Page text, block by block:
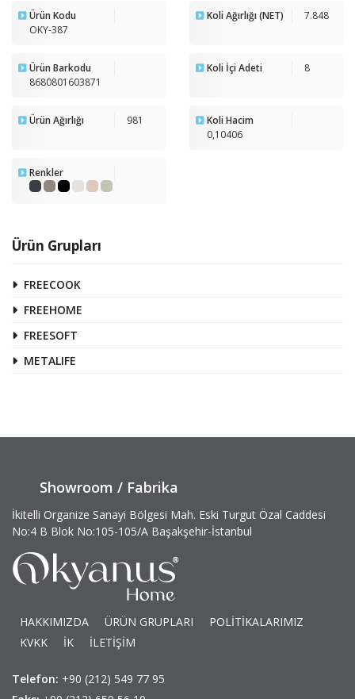
Ürün Grupları
FREECOOK
FREEHOME
FREESOFT
METALIFE
Ürün Kodu
OKY-387
Koli Ağırlığı (NET) 7.848
Ürün Barkodu
8680801603871
Koli İçi Adeti 8
Ürün Ağırlığı 981
Koli Hacim
0,10406
Renkler
Showroom / Fabrika
İkitelli Organize Sanayi Bölgesi Mah. Eski Turgut Özal Caddesi
No:4 B Blok No:105-105/A Başakşehir-İstanbul
HAKKIMIZDA ÜRÜN GRUPLARI
POLİTİKALARIMIZ
KVKK
İK İLETİŞİM
Telefon: +90 (212) 549 77 95